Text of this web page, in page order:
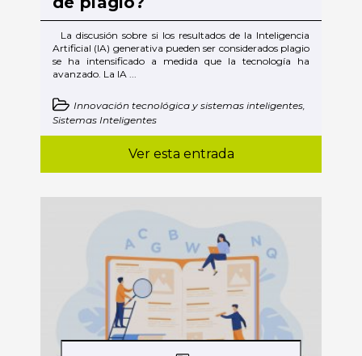
La discusión sobre si los resultados de la Inteligencia
Artificial (IA) generativa pueden ser considerados plagio
se ha intensificado a medida que la tecnología ha
avanzado. La IA ...
Innovación tecnológica y sistemas inteligentes,
Sistemas Inteligentes
Ver esta entrada